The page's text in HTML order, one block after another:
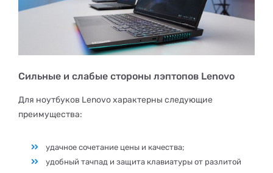
Сильные и слабые стороны лэптопов Lenovo
Для ноутбуков Lenovo характерны следующие
преимущества:
удачное сочетание цены и качества;
удобный тачпад и защита клавиатуры от разлитой